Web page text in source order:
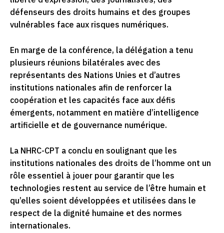
défenseurs des droits humains et des groupes
vulnérables face aux risques numériques.
En marge de la conférence, la délégation a tenu
plusieurs réunions bilatérales avec des
représentants des Nations Unies et d’autres
institutions nationales afin de renforcer la
coopération et les capacités face aux défis
émergents, notamment en matière d’intelligence
artificielle et de gouvernance numérique.
La NHRC-CPT a conclu en soulignant que les
institutions nationales des droits de l’homme ont un
rôle essentiel à jouer pour garantir que les
technologies restent au service de l’être humain et
qu’elles soient développées et utilisées dans le
respect de la dignité humaine et des normes
internationales.